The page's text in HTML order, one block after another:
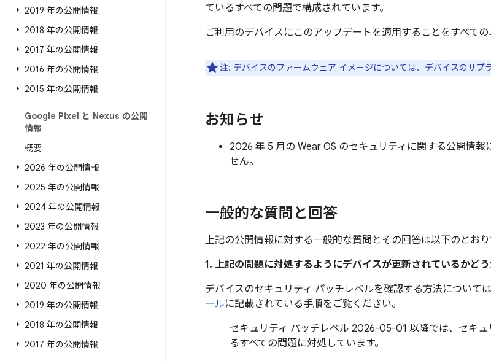
2019 年の公開情報
2018 年の公開情報
2017 年の公開情報
2016 年の公開情報
2015 年の公開情報
Google Pixel と Nexus の公開
情報
概要
2026 年の公開情報
2025 年の公開情報
2024 年の公開情報
2023 年の公開情報
2022 年の公開情報
2021 年の公開情報
2020 年の公開情報
2019 年の公開情報
2018 年の公開情報
2017 年の公開情報
ているすべての問題で構成されています。
ご利用のデバイスにこのアップデートを適用することをすべての
注: デバイスのファームウェア イメージについては、デバイスのサプ
お知らせ
2026 年 5 月の Wear OS のセキュリティに関する公開情
せん。
一般的な質問と回答
上記の公開情報に対する一般的な質問とその回答は以下のとおり
1. 上記の問題に対処するようにデバイスが更新されているかど
デバイスのセキュリティ パッチレベルを確認する方法については
ールに記載されている手順をご覧ください。
セキュリティ パッチレベル 2026-05-01 以降では、セキ
るすべての問題に対処しています。